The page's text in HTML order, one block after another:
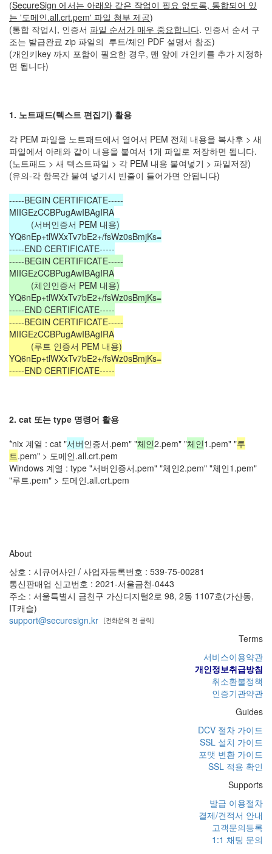
(SecureSign 에서는 아래와 같은 작업이 필요 없도록, 통합되어 있
는 '도메인.all.crt.pem' 파일 첨부 제공)
(통합 작업시, 인증서 파일 순서가 매우 중요합니다. 인증서 순서 구
조는 발급완료 zip 파일의 루트/체인 PDF 설명서 참조)
(개인키key 까지 포함이 필요한 경우, 맨 앞에 개인키를 추가 지정하
면 됩니다)
1. 노트패드(텍스트 편집기) 활용
각 PEM 파일을 노트패드에서 열어서 PEM 전체 내용을 복사후 > 새
파일에서 아래와 같이 내용을 붙여서 1개 파일로 저장하면 됩니다.
(노트패드 > 새 텍스트파일 > 각 PEM 내용 붙여넣기 > 파일저장)
(유의-각 항목간 붙여 넣기시 빈줄이 들어가면 안됩니다)
-----BEGIN CERTIFICATE-----
MIIGEzCCBPugAwIBAgIRA
(서버인증서 PEM 내용)
YQ6nEp+tlWXxTv7bE2+/fsWz0sBmjKs=
-----END CERTIFICATE-----
-----BEGIN CERTIFICATE-----
MIIGEzCCBPugAwIBAgIRA
(체인인증서 PEM 내용)
YQ6nEp+tlWXxTv7bE2+/fsWz0sBmjKs=
-----END CERTIFICATE-----
-----BEGIN CERTIFICATE-----
MIIGEzCCBPugAwIBAgIRA
(루트 인증서 PEM 내용)
YQ6nEp+tlWXxTv7bE2+/fsWz0sBmjKs=
-----END CERTIFICATE-----
2. cat 또는 type 명령어 활용
*nix 계열 : cat "서버인증서.pem" "체인2.pem" "체인1.pem" "루
트.pem" > 도메인.all.crt.pem
Windows 계열 : type "서버인증서.pem" "체인2.pem" "체인1.pem"
"루트.pem" > 도메인.all.crt.pem
About
상호 : 시큐어사인 / 사업자등록번호 : 539-75-00281
통신판매업 신고번호 : 2021-서울금천-0443
주소 : 서울특별시 금천구 가산디지털2로 98, 2동 1107호(가산동,
IT캐슬)
support@securesign.kr
Terms
서비스이용약관
개인정보취급방침
취소환불정책
인증기관약관
Guides
DCV 절차 가이드
SSL 설치 가이드
포맷 변환 가이드
SSL 적용 확인
Supports
발급 이용절차
결제/견적서 안내
고객문의등록
1:1 채팅 문의